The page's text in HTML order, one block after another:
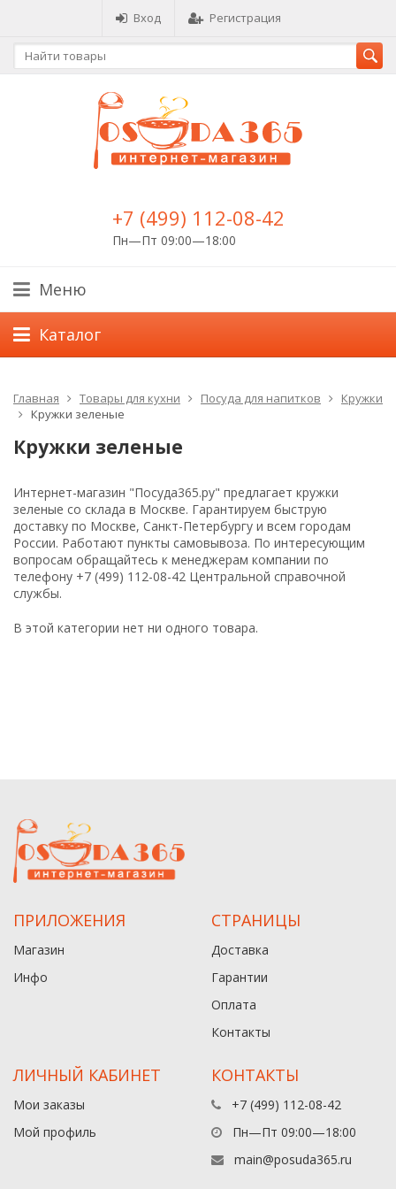
Вход Регистрация
+7 (499) 112-08-42
Пн—Пт 09:00—18:00
Меню
Каталог
Главная Товары для кухни Посуда для напитков
Кружки
Кружки зеленые
Кружки зеленые
Интернет-магазин "Посуда365.ру" предлагает кружки
зеленые со склада в Москве. Гарантируем быструю
доставку по Москве, Санкт-Петербургу и всем городам
России. Работают пункты самовывоза. По интересующим
вопросам обращайтесь к менеджерам компании по
телефону +7 (499) 112-08-42 Центральной справочной
службы.
В этой категории нет ни одного товара.
ПРИЛОЖЕНИЯ
Магазин
Инфо
СТРАНИЦЫ
Доставка
Гарантии
Оплата
Контакты
ЛИЧНЫЙ КАБИНЕТ
Мои заказы
Мой профиль
КОНТАКТЫ
+7 (499) 112-08-42
Пн—Пт 09:00—18:00
main@posuda365.ru